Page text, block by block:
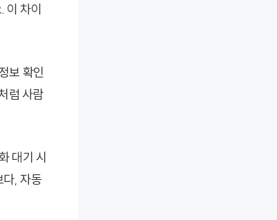
이 차이
보 확인
럼 사람
대기 시
다, 자동